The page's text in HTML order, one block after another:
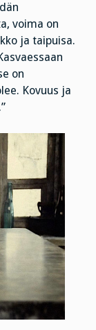
voima on
ja taipuisa.
on
Kovuus ja